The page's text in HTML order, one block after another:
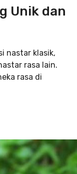
Unik dan
nastar klasik,
rasa lain.
rasa di